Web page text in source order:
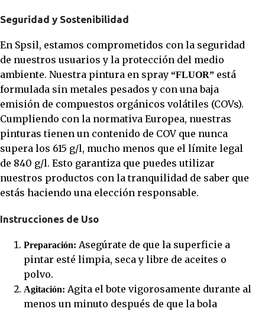
Seguridad y Sostenibilidad
En Spsil, estamos comprometidos con la seguridad
de nuestros usuarios y la protección del medio
ambiente. Nuestra pintura en spray “FLUOR” está
formulada sin metales pesados y con una baja
emisión de compuestos orgánicos volátiles (COVs).
Cumpliendo con la normativa Europea, nuestras
pinturas tienen un contenido de COV que nunca
supera los 615 g/l, mucho menos que el límite legal
de 840 g/l. Esto garantiza que puedes utilizar
nuestros productos con la tranquilidad de saber que
estás haciendo una elección responsable.
Instrucciones de Uso
Preparación: Asegúrate de que la superficie a
pintar esté limpia, seca y libre de aceites o
polvo.
Agitación: Agita el bote vigorosamente durante al
menos un minuto después de que la bola